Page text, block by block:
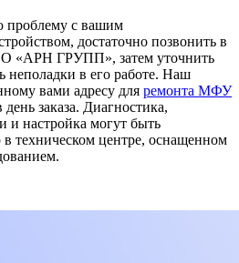
проблему с вашим
достаточно позвонить в
«АРН ГРУПП», затем уточнить
неполадки в его работе. Наш
вами адресу для ремонта МФУ
день заказа. Диагностика,
и настройка могут быть
техническом центре, оснащенном